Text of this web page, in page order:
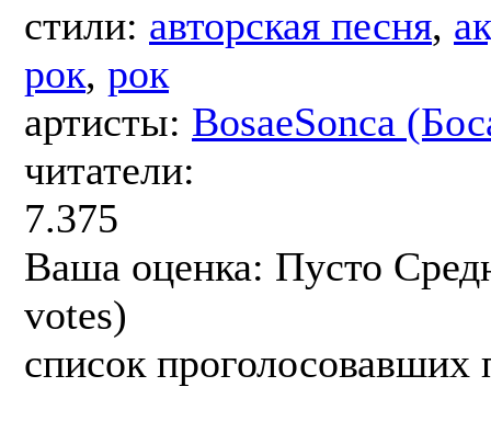
стили: авторская песня,
рок, рок
артисты: BosaeSonca
читатели:
7.375
Ваша оценка: Пусто
votes)
список